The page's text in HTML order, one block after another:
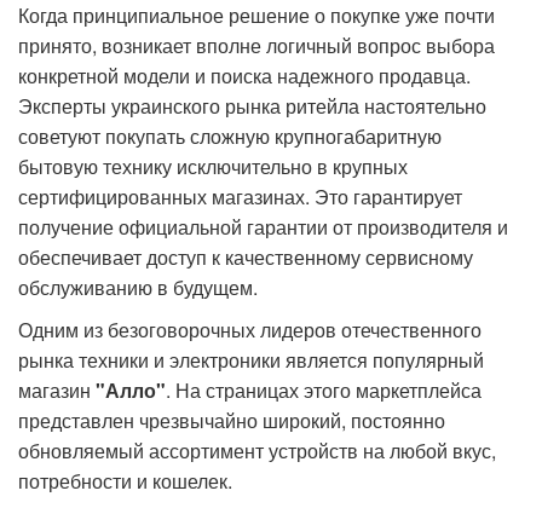
Когда принципиальное решение о покупке уже почти
принято, возникает вполне логичный вопрос выбора
конкретной модели и поиска надежного продавца.
Эксперты украинского рынка ритейла настоятельно
советуют покупать сложную крупногабаритную
бытовую технику исключительно в крупных
сертифицированных магазинах. Это гарантирует
получение официальной гарантии от производителя и
обеспечивает доступ к качественному сервисному
обслуживанию в будущем.
Одним из безоговорочных лидеров отечественного
рынка техники и электроники является популярный
магазин "Алло". На страницах этого маркетплейса
представлен чрезвычайно широкий, постоянно
обновляемый ассортимент устройств на любой вкус,
потребности и кошелек.